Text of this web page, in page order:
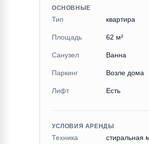
ОСНОВНЫЕ
Тип квартира
Площадь 62 м²
Санузел Ванна
Паркинг Возле дома
Лифт Есть
УСЛОВИЯ АРЕНДЫ
Техника стиральная